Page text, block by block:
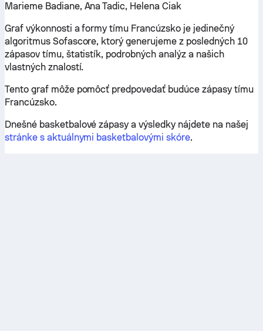
Marieme Badiane, Ana Tadic, Helena Ciak
Graf výkonnosti a formy tímu Francúzsko je jedinečný
algoritmus Sofascore, ktorý generujeme z posledných 10
zápasov tímu, štatistík, podrobných analýz a našich
vlastných znalostí.
Tento graf môže pomôcť predpovedať budúce zápasy tímu
Francúzsko.
Dnešné basketbalové zápasy a výsledky nájdete na našej
stránke s aktuálnymi basketbalovými skóre.